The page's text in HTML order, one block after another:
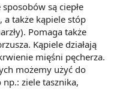
są ciepłe
a także kąpiele stóp
Pomaga także
Kąpiele działają
mięśni pęcherza.
możemy użyć do
ziele tasznika,